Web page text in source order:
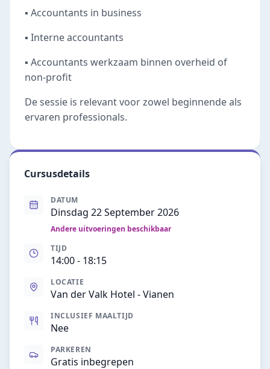
▪️ Accountants in business
▪️ Interne accountants
▪️ Accountants werkzaam binnen overheid of
non-profit
De sessie is relevant voor zowel beginnende als
ervaren professionals.
Cursusdetails
DATUM
Dinsdag 22 September 2026
Andere uitvoeringen beschikbaar
TIJD
14:00- 18:15
LOCATIE
Van der Valk Hotel - Vianen
INCLUSIEF MAALTIJD
Nee
PARKEREN
Gratis inbegrepen